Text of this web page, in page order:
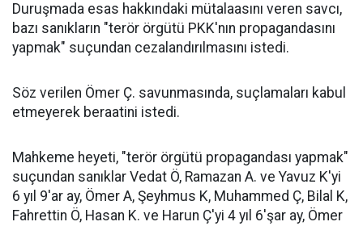
Duruşmada esas hakkındaki mütalaasını veren savcı,
bazı sanıkların "terör örgütü PKK'nın propagandasını
yapmak" suçundan cezalandırılmasını istedi.
Söz verilen Ömer Ç. savunmasında, suçlamaları kabul
etmeyerek beraatini istedi.
Mahkeme heyeti, "terör örgütü propagandası yapmak"
suçundan sanıklar Vedat Ö, Ramazan A. ve Yavuz K'yi
6 yıl 9'ar ay, Ömer A, Şeyhmus K, Muhammed Ç, Bilal K,
Fahrettin Ö, Hasan K. ve Harun Ç'yi 4 yıl 6'şar ay, Ömer